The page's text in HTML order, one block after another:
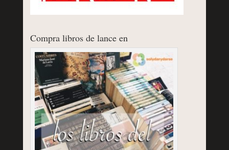
Compra libros de lance en